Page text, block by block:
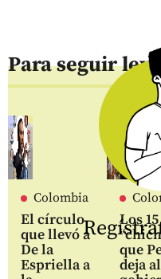
Para seguir
Colombia
El círculo
que llevó a
De la
Espriella a
Los 15
que
deja al